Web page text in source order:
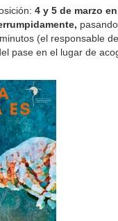
4 y 5 de marzo
(el responsable
pase en el lugar de